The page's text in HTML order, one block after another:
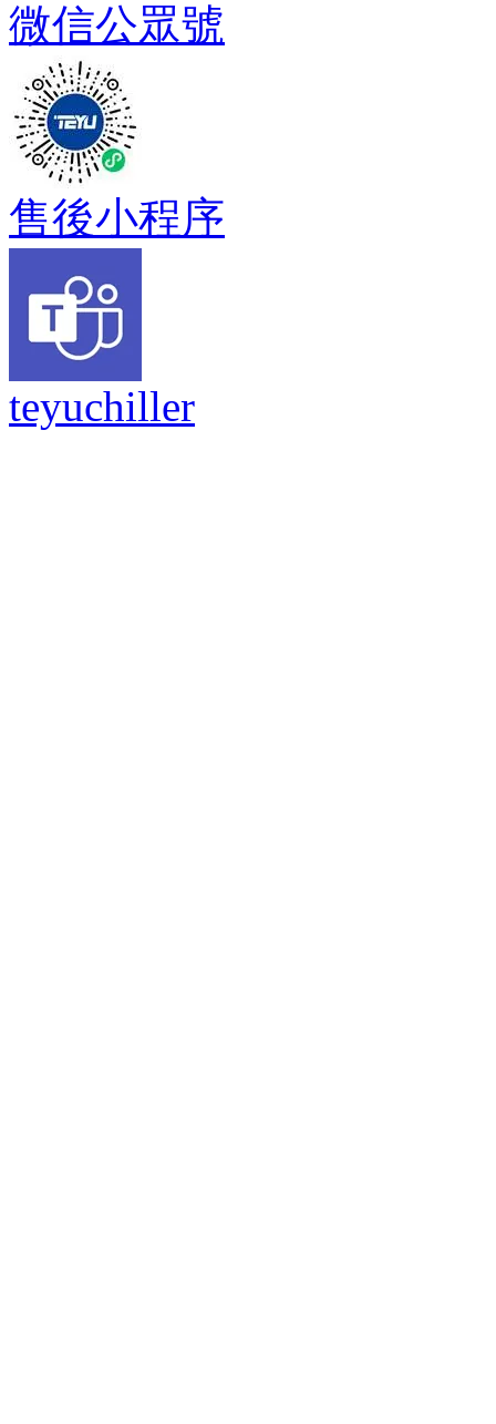
微信公眾號
售後小程序
teyuchiller